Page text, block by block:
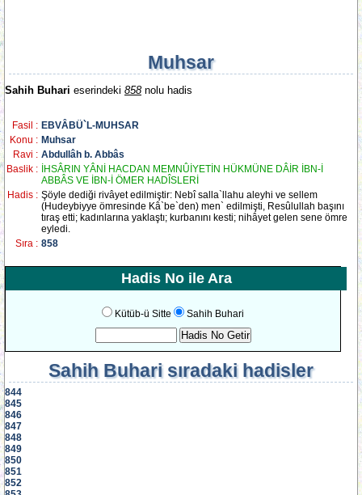
Muhsar
Sahih Buhari eserindeki 858nolu hadis
Fasil : EBVÂBÜ`L-MUHSAR
Konu : Muhsar
Ravi : Abdullâh b. Abbâs
Baslik :
İHSÂRIN YÂNİ HACDAN MEMNÛİYETİN HÜKMÜNE DÂİR İBN-İ
ABBÂS VE İBN-İ ÖMER HADÎSLERİ
Hadis : Şöyle dediği rivâyet edilmiştir: Nebî salla`llahu aleyhi ve sellem
(Hudeybiyye ömresinde Kâ`be`den) men` edilmişti, Resûlullah başını
tıraş etti; kadınlarına yaklaştı; kurbanını kesti; nihâyet gelen sene ömre
eyledi.
Sıra : 858
Hadis No ile Ara
Kütüb-ü Sitte Sahih Buhari
Sahih Buharisıradaki hadisler
844
845
846
847
848
849
850
851
852